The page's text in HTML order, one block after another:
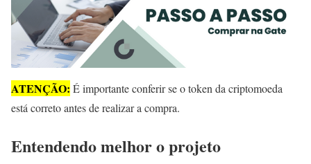
ATENÇÃO: É importante conferir se o token da criptomoeda
está correto antes de realizar a compra.
Entendendo melhor o projeto